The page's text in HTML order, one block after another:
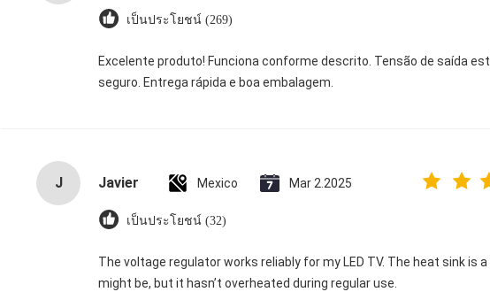
เป็นประโยชน์ (269)
Excelente produto! Funciona conforme descrito. Tensão de saída
seguro. Entrega rápida e boa embalagem.
J Javier Mexico Mar 2.2025
เป็นประโยชน์ (32)
The voltage regulator works reliably for my LED TV. The heat sink is
might be, but it hasn’t overheated during regular use.